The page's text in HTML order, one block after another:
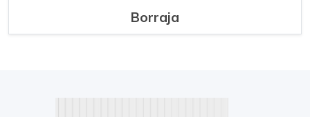
Borraja